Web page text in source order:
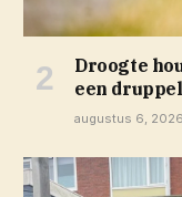
Droogte
een
augustus 6, 2026